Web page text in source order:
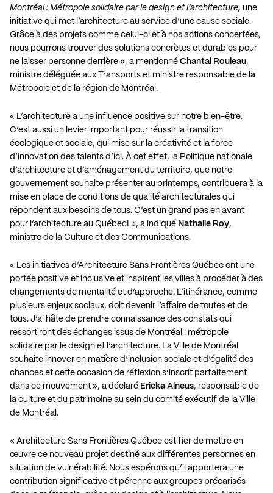
Montréal : Métropole solidaire par le design et l’architecture, une
initiative qui met l’architecture au service d’une cause sociale.
Grâce à des projets comme celui-ci et à nos actions concertées,
nous pourrons trouver des solutions concrètes et durables pour
ne laisser personne derrière », a mentionné Chantal Rouleau,
ministre déléguée aux Transports et ministre responsable de la
Métropole et de la région de Montréal.
« L’architecture a une influence positive sur notre bien-être.
C’est aussi un levier important pour réussir la transition
écologique et sociale, qui mise sur la créativité et la force
d’innovation des talents d’ici. À cet effet, la Politique nationale
d’architecture et d’aménagement du territoire, que notre
gouvernement souhaite présenter au printemps, contribuera à la
mise en place de conditions de qualité architecturales qui
répondent aux besoins de tous. C’est un grand pas en avant
pour l’architecture au Québec! », a indiqué Nathalie Roy,
ministre de la Culture et des Communications.
« Les initiatives d’Architecture Sans Frontières Québec ont une
portée positive et inclusive et inspirent les villes à procéder à des
changements de mentalité et d’approche. L’itinérance, comme
plusieurs enjeux sociaux, doit devenir l’affaire de toutes et de
tous. J’ai hâte de prendre connaissance des constats qui
ressortiront des échanges issus de Montréal : métropole
solidaire par le design et l’architecture. La Ville de Montréal
souhaite innover en matière d’inclusion sociale et d’égalité des
chances et cette occasion de réflexion s’inscrit parfaitement
dans ce mouvement », a déclaré Ericka Alneus, responsable de
la culture et du patrimoine au sein du comité exécutif de la Ville
de Montréal.
« Architecture Sans Frontières Québec est fier de mettre en
œuvre ce nouveau projet destiné aux différentes personnes en
situation de vulnérabilité. Nous espérons qu’il apportera une
contribution significative et pérenne aux groupes précarisés